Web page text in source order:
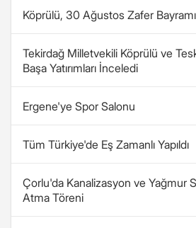
Köprülü, 30 Ağustos Zafer
Tekirdağ Milletvekili Köprülü ve
Başa Yatırımları İnceledi
Ergene'ye Spor Salonu
Tüm Türkiye'de Eş Zamanlı Yapıldı
Çorlu'da Kanalizasyon ve Yağmur
Atma Töreni